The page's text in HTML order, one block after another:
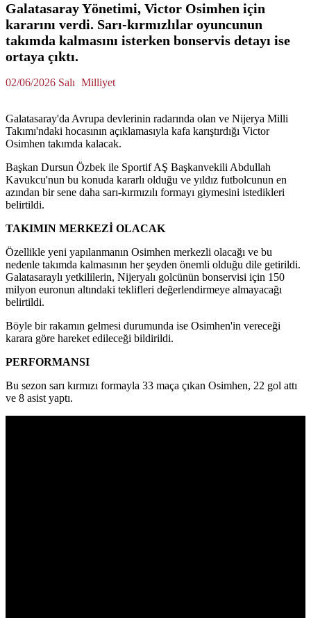
Galatasaray Yönetimi, Victor Osimhen için
kararını verdi. Sarı-kırmızlılar oyuncunun
takımda kalmasını isterken bonservis detayı ise
ortaya çıktı.
02/06/2026 Salı Milliyet
Galatasaray'da Avrupa devlerinin radarında olan ve Nijerya Milli
Takımı'ndaki hocasının açıklamasıyla kafa karıştırdığı Victor
Osimhen takımda kalacak.
Başkan Dursun Özbek ile Sportif AŞ Başkanvekili Abdullah
Kavukcu'nun bu konuda kararlı olduğu ve yıldız futbolcunun en
azından bir sene daha sarı-kırmızılı formayı giymesini istedikleri
belirtildi.
TAKIMIN MERKEZİ OLACAK
Özellikle yeni yapılanmanın Osimhen merkezli olacağı ve bu
nedenle takımda kalmasının her şeyden önemli olduğu dile getirildi.
Galatasaraylı yetkililerin, Nijeryalı golcünün bonservisi için 150
milyon euronun altındaki teklifleri değerlendirmeye almayacağı
belirtildi.
Böyle bir rakamın gelmesi durumunda ise Osimhen'in vereceği
karara göre hareket edileceği bildirildi.
PERFORMANSI
Bu sezon sarı kırmızı formayla 33 maça çıkan Osimhen, 22 gol attı
ve 8 asist yaptı.